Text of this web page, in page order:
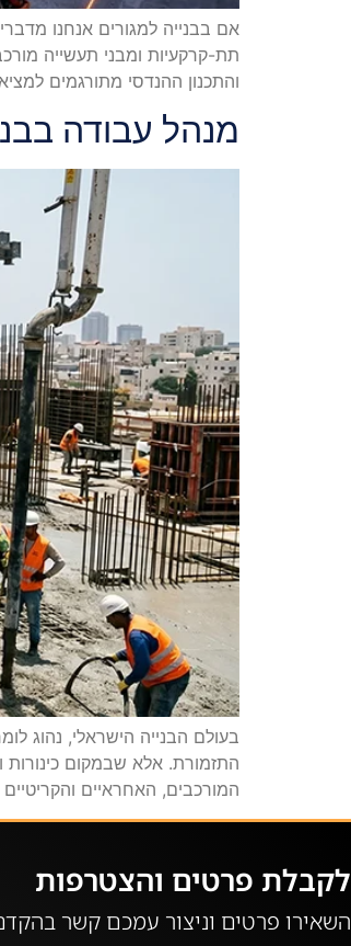
אם בבנייה למגורים אנחנו
תת-קרקעיות ומבני תעשייה
והתכנון ההנדסי מתורגמים
מנהל עבודה
בעולם הבנייה הישראלי, נהוג
התזמורת. אלא שבמקום כינורות
המורכבים, האחראיים
לקבלת פרטים והצטרפות
השאירו פרטים וניצור עמכם קשר